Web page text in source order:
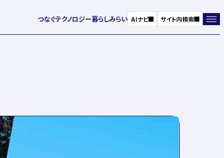
つなぐテクノロジー暮らしみらい AIナビ サイト内検索